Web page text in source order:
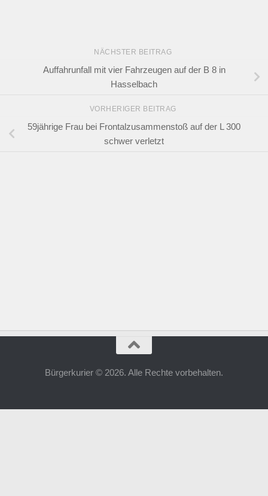
NÄCHSTER BEITRAG
Auffahrunfall mit vier Fahrzeugen auf der B 8 in
Hasselbach
VORHERIGER BEITRAG
59jährige Frau bei Frontalzusammenstoß auf der L 300
schwer verletzt
Bürgerkurier © 2026. Alle Rechte vorbehalten.